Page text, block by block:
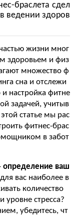
браслета сдел
ведении здоров
жизни мног
здоровьем и физ
множество ф
сна и отслежи
настройка фитне
задачей, учитыв
статье мы рас
фитнес-брас
в забот
определение ваш
вас наиболее в
количество
стресса?
убедитесь, чт